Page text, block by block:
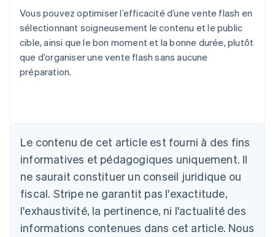
Vous pouvez optimiser l’efficacité d’une vente flash en
sélectionnant soigneusement le contenu et le public
cible, ainsi que le bon moment et la bonne durée, plutôt
que d’organiser une vente flash sans aucune
préparation.
Le contenu de cet article est fourni à des fins
informatives et pédagogiques uniquement. Il
ne saurait constituer un conseil juridique ou
fiscal. Stripe ne garantit pas l'exactitude,
l'exhaustivité, la pertinence, ni l'actualité des
informations contenues dans cet article. Nous
DeutschEnglish
English
Autriche
Deutsch English
Belgique
NederlandsFrançaisDeutschEnglish
Brésil